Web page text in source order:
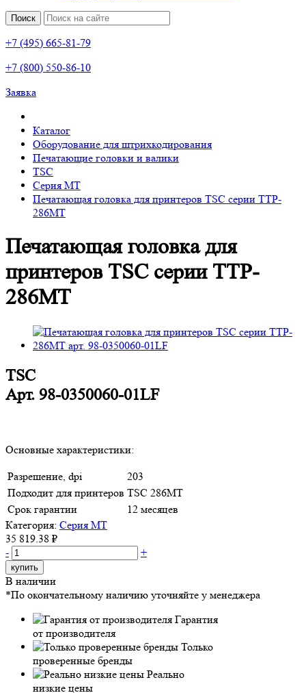
Поиск
+7 (495) 665-81-79
+7 (800) 550-86-10
Заявка
Каталог
Оборудование для штрихкодирования
Печатающие головки и валики
TSC
Серия MT
Печатающая головка для принтеров TSC серии TTP-
286MT
Печатающая головка для
принтеров TSC серии TTP-
286MT
TSC
Арт. 98-0350060-01LF
Основные характеристики:
Разрешение, dpi
203
Подходит для принтеров TSC 286MT
Срок гарантии
12 месяцев
Категория: Серия MT
35 819.38 ₽
-
+
купить
В наличии
*По окончательному наличию уточняйте у менеджера
Гарантия
от производителя
Только
проверенные бренды
Реально
низкие цены